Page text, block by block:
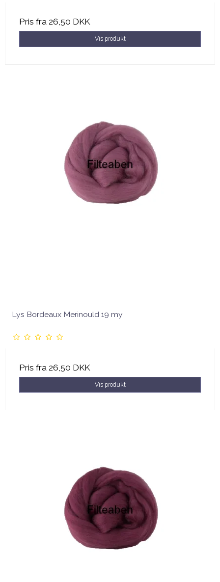
Pris fra 26,50 DKK
Vis produkt
Lys Bordeaux Merinould 19 my
Pris fra 26,50 DKK
Vis produkt